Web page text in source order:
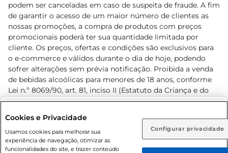
Rio de Janeiro (RJ) Goiás (GO)
Ou
podem ser canceladas em caso de suspeita de fraude. A fim
de garantir o acesso de um maior número de clientes as
nossas promoções, a compra de produtos com preços
promocionais poderá ter sua quantidade limitada por
cliente. Os preços, ofertas e condições são exclusivos para
o e-commerce e válidos durante o dia de hoje, podendo
sofrer alterações sem prévia notificação. Proibida a venda
de bebidas alcoólicas para menores de 18 anos, conforme
Lei n.º 8069/90, art. 81, inciso II (Estatuto da Criança e do
Adolescente). Preços e condições exclusivos para o
prévio. O valor mínimo para as compras on-line é de R$
80,00.
Cookies e Privacidade
Usamos cookies para melhorar sua
experiência de navegação, otimizar as
funcionalidades do site, e trazer conteúdo
Configurar privacidade